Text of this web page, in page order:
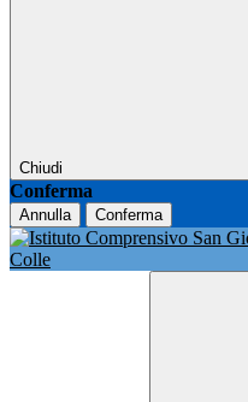
Chiudi
Conferma
Annulla Conferma